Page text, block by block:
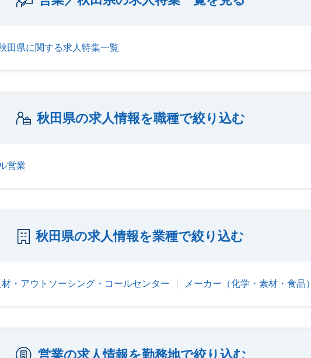
田県に関する求人特集一覧
秋田県の求人情報を職種で絞り込む
営業
秋田県の求人情報を業種で絞り込む
材・アウトソーシング・コールセンター メーカー（化学・素材・食品）
営業の求人情報を勤務地で絞り込む